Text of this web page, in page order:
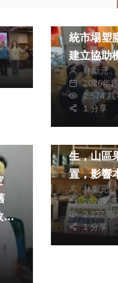
統市場塑
建立協助
定 林獻元
2026年
2,574 觀
1 分享
部
生，山區
置，影響
產力 民進黨台中市
議員張玉
太平區設
服務中心
林獻元
2026年
2,277 觀
1 分享